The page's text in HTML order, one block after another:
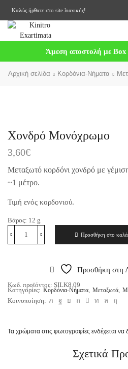
Καλώς ήρθατε στο site λιανικής!
Άμεση αποστολή με
Αρχική σελίδα Κορδόνια-Νήματα
Χονδρό Μονόχρωμο
3,60€
Μεταξωτό κορδόνι χονδρό με
~1 μέτρο.
Τιμή ενός κορδονιού.
Βάρος: 12 g
Προσθήκη στο
Προσθήκη στη
Κωδ. προϊόντος: SILK8.09
Κατηγορίες: Κορδόνια-Νήματα Μεταξωτά
Κοινοποίηση:
Τα χρώματα στις φωτογραφίες ενδέχεται
Σχετικά